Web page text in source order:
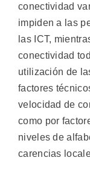
conectividad
impiden a las
las ICT,
conectividad
utilización de
factores
velocidad de
como por
niveles de
carencias